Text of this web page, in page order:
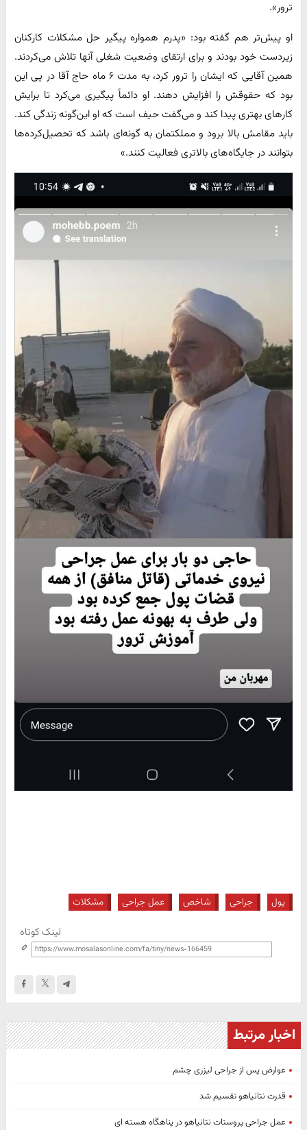
ترور».
او پیش‌تر هم گفته بود: «پدرم همواره پیگیر حل مشکلات کارکنان
زیردست خود بودند و برای ارتقای وضعیت شغلی آنها تلاش می‌کردند.
همین آقایی که ایشان را ترور کرد، به مدت ۶ ماه حاج آقا در پی این
بود که حقوقش را افزایش دهند. او دائماً پیگیری می‌کرد تا برایش
کار‌های بهتری پیدا کند و می‌گفت حیف است که او این‌گونه زندگی کند.
باید مقامش بالا برود و مملکتمان به گونه‌ای باشد که تحصیل‌کرده‌ها
بتوانند در جایگاه‌های بالاتری فعالیت کنند.»
پول جراحی شاخص عمل جراحی مشکلات
لینک کوتاه
اخبار مرتبط
عوارض پس از جراحی لیزری چشم
قدرت نتانیاهو تقسیم شد
عمل جراحی پروستات نتانیاهو در پناهگاه هسته ای